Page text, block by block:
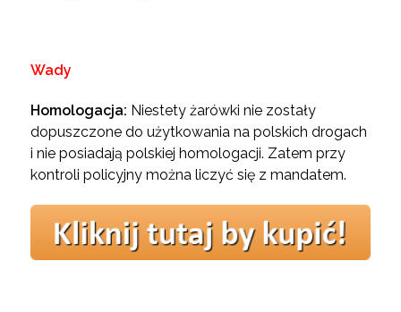
Wady
Homologacja: Niestety żarówki nie zostały
dopuszczone do użytkowania na polskich drogach
i nie posiadają polskiej homologacji. Zatem przy
kontroli policyjny można liczyć się z mandatem.